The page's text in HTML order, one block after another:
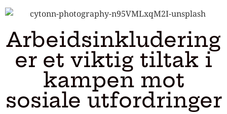
Arbeidsinkludering
er et viktig tiltak i
kampen mot
sosiale utfordringer